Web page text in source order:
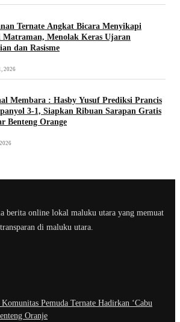
Ternate Angkat Bicara Menyikapi
Matraman, Menolak Keras Ujaran
dan Rasisme
2026
Membara : Hasby Yusuf Prediksi Prancis
3-1, Siapkan Ribuan Sarapan Gratis
Benteng Orange
berita online lokal maluku utara yang memuat
di maluku utara.
Pemuda Ternate Hadirkan ‘Cabu
Oranje